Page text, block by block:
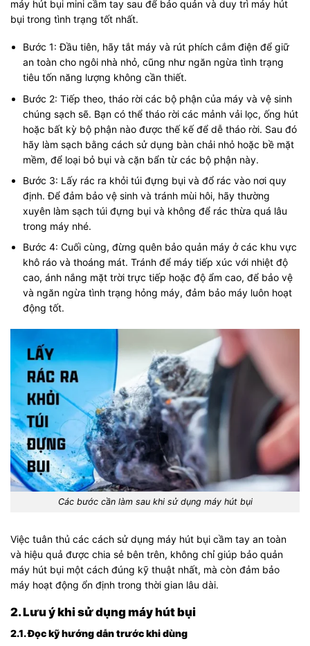
máy hút bụi mini cầm tay sau để bảo quản và duy trì máy hút
bụi trong tình trạng tốt nhất.
Bước 1: Đầu tiên, hãy tắt máy và rút phích cắm điện để giữ
an toàn cho ngôi nhà nhỏ, cũng như ngăn ngừa tình trạng
tiêu tốn năng lượng không cần thiết.
Bước 2: Tiếp theo, tháo rời các bộ phận của máy và vệ sinh
chúng sạch sẽ. Bạn có thể tháo rời các mảnh vải lọc, ống hút
hoặc bất kỳ bộ phận nào được thế kế để dễ tháo rời. Sau đó
hãy làm sạch bằng cách sử dụng bàn chải nhỏ hoặc bề mặt
mềm, để loại bỏ bụi và cặn bẩn từ các bộ phận này.
Bước 3: Lấy rác ra khỏi túi đựng bụi và đổ rác vào nơi quy
định. Để đảm bảo vệ sinh và tránh mùi hôi, hãy thường
xuyên làm sạch túi đựng bụi và không để rác thừa quá lâu
trong máy nhé.
Bước 4: Cuối cùng, đừng quên bảo quản máy ở các khu vực
khô ráo và thoáng mát. Tránh để máy tiếp xúc với nhiệt độ
cao, ánh nắng mặt trời trực tiếp hoặc độ ẩm cao, để bảo vệ
và ngăn ngừa tình trạng hỏng máy, đảm bảo máy luôn hoạt
động tốt.
Các bước cần làm sau khi sử dụng máy hút bụi
Việc tuân thủ các cách sử dụng máy hút bụi cầm tay an toàn
và hiệu quả được chia sẻ bên trên, không chỉ giúp bảo quản
máy hút bụi một cách đúng kỹ thuật nhất, mà còn đảm bảo
máy hoạt động ổn định trong thời gian lâu dài.
2. Lưu ý khi sử dụng máy hút bụi
2.1. Đọc kỹ hướng dẫn trước khi dùng